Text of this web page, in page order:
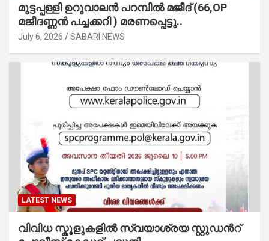
മുട്ടപ്പള്ളി ഉറുവാലൻ പറമ്പിൽ മജീദ് (66,OP
മജീദണ്ണൻ പച്ചക്കറി ) മരണപ്പെട്ടു..
July 6, 2026 SABARI NEWS
LATEST NEWS
വിവിധ സ്കൂളുകളില്‍ സ്വയാശ്രയ സ്റ്റുഡന്‍റ്